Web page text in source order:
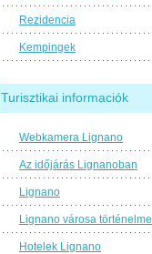
Rezidencia
Kempingek
Turisztikai informaciók
Webkamera Lignano
Az időjárás Lignanoban
Lignano
Lignano városa történelme
Hotelek Lignano